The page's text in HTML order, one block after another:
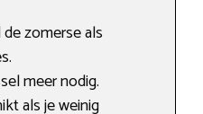
zomerse als
meer nodig.
als je weinig